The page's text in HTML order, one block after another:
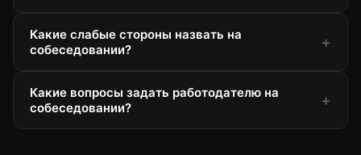
Какие слабые стороны назвать на
собеседовании?
Какие вопросы задать работодателю на
собеседовании?